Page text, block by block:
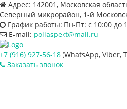
Адрес: 142001, Московская
Северный микрорайон, 1-й
График работы: Пн-Пт: с 10:00 до
E-mail: poliaspekt@mail.ru
+7 (916) 927-56-18 (WhatsApp, Viber,
Заказать звонок